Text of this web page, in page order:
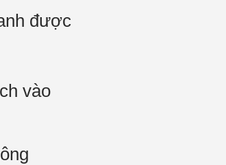
được
vào